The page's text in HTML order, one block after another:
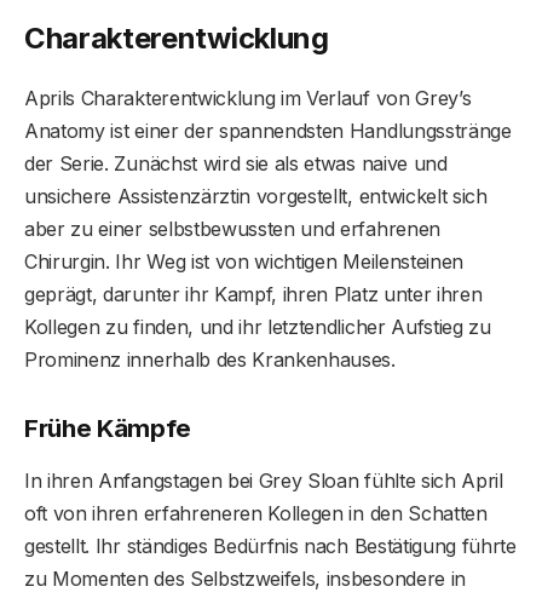
Charakterentwicklung
Aprils Charakterentwicklung im Verlauf von Grey’s
Anatomy ist einer der spannendsten Handlungsstränge
der Serie. Zunächst wird sie als etwas naive und
unsichere Assistenzärztin vorgestellt, entwickelt sich
aber zu einer selbstbewussten und erfahrenen
Chirurgin. Ihr Weg ist von wichtigen Meilensteinen
geprägt, darunter ihr Kampf, ihren Platz unter ihren
Kollegen zu finden, und ihr letztendlicher Aufstieg zu
Prominenz innerhalb des Krankenhauses.
Frühe Kämpfe
In ihren Anfangstagen bei Grey Sloan fühlte sich April
oft von ihren erfahreneren Kollegen in den Schatten
gestellt. Ihr ständiges Bedürfnis nach Bestätigung führte
zu Momenten des Selbstzweifels, insbesondere in